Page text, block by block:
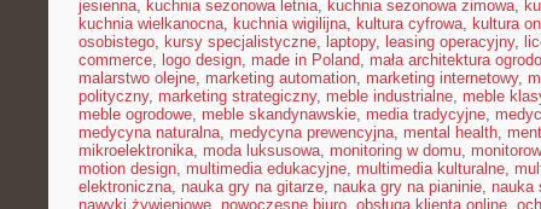
jesienna, kuchnia sezonowa letnia, kuchnia sezonowa zimowa,
kuchnia wielkanocna, kuchnia wigilijna, kultura cyfrowa, kultura
osobistego, kursy specjalistyczne, laptopy, leasing operacyjny,
commerce, logo design, made in Poland, mała architektura
malarstwo olejne, marketing automation, marketing internetowy,
polityczny, marketing strategiczny, meble industrialne, meble
meble ogrodowe, meble skandynawskie, media tradycyjne,
medycyna naturalna, medycyna prewencyjna, mental health,
mikroelektronika, moda luksusowa, monitoring w domu,
motion design, multimedia edukacyjne, multimedia kulturalne,
elektroniczna, nauka gry na gitarze, nauka gry na pianinie, nauka
nawyki żywieniowe, nowoczesne biuro, obsługa klienta online,